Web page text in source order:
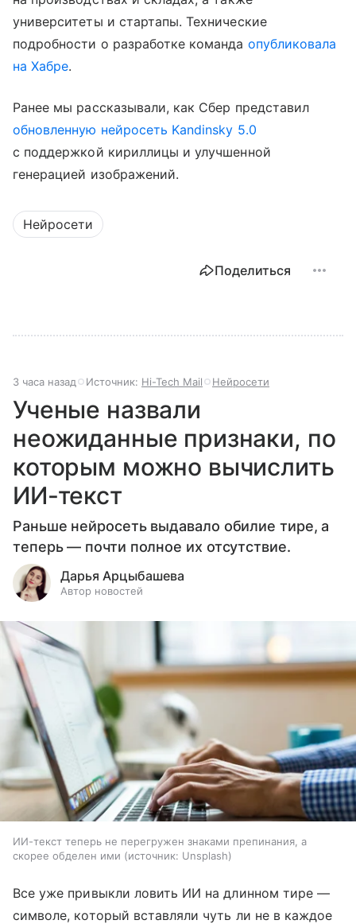
университеты и стартапы. Технические
подробности о разработке команда опубликовала
на Хабре.
Ранее мы рассказывали, как Сбер представил
обновленную нейросеть Kandinsky 5.0
с поддержкой кириллицы и улучшенной
генерацией изображений.
Нейросети
Поделиться
3 часа назад Источник: Hi-Tech Mail Нейросети
Ученые назвали
неожиданные признаки, по
которым можно вычислить
ИИ-текст
Раньше нейросеть выдавало обилие тире, а
теперь — почти полное их отсутствие.
Дарья Арцыбашева
Автор новостей
ИИ-текст теперь не перегружен знаками препинания, а
скорее обделен ими
источник: Unsplash
Все уже привыкли ловить ИИ на длинном тире —
символе, который вставляли чуть ли не в каждое